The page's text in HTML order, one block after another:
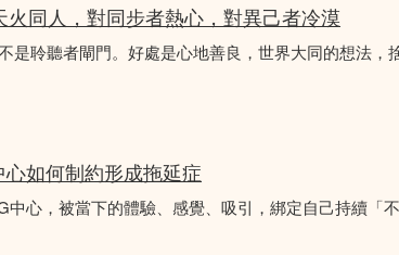
同人，對同步者熱心，對異己者冷漠
是聆聽者閘門。好處是心地善良，世界大同的想法
如何制約形成拖延症
心，被當下的體驗、感覺、吸引，綁定自己持續「不